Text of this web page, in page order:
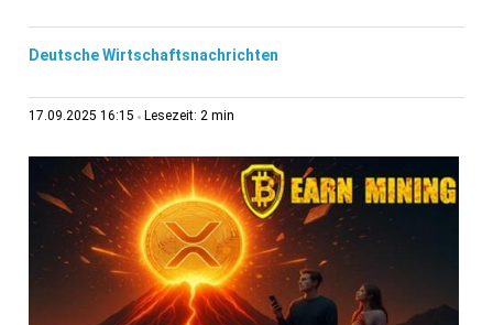
Deutsche Wirtschaftsnachrichten
17.09.2025 16:15 Lesezeit: 2 min